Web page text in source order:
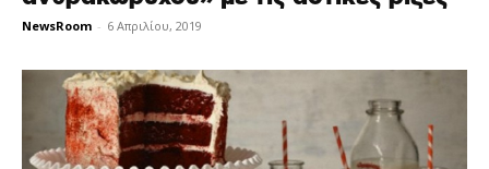
NewsRoom - 6 Απριλίου, 2019